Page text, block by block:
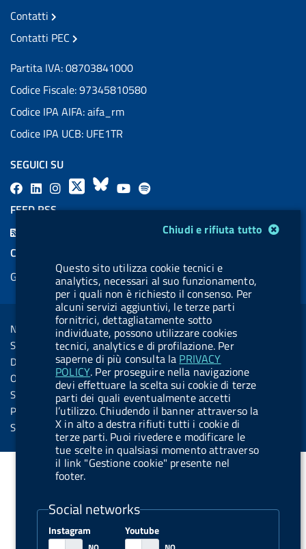
Chiudi e rifiuta tutto
Questo sito utilizza cookie tecnici e
analytics, necessari al suo funzionamento,
per i quali non è richiesto il consenso. Per
alcuni servizi aggiuntivi, le terze parti
fornitrici, dettagliatamente sotto
individuate, possono utilizzare cookies
tecnici, analytics e di profilazione. Per
saperne di più consulta la PRIVACY
POLICY. Per proseguire nella navigazione
devi effettuare la scelta sui cookie di terze
parti dei quali eventualmente accetti
l’utilizzo. Chiudendo il banner attraverso la
X in alto a destra rifiuti tutti i cookie di
terze parti. Puoi rivedere e modificare le
tue scelte in qualsiasi momento attraverso
il link "Gestione cookie" presente nel
footer.
Social networks
Instagram Youtube
Contatti
Contatti PEC
Partita IVA: 08703841000
Codice Fiscale: 97345810580
Codice IPA AIFA: aifa_rm
Codice IPA UCB: UFE1TR
SEGUICI SU
F
a
L
i
.
b
u
t
t
o
n
.
i
n
s
t
g
r
X
B
k
y
Y
b
e
l
.
b
u
t
t
o
n
.
s
p
o
y
FEED RSS
COOKIES
Gestione cookie
Sezione Link Utili
Note legali
Social Media Policy
Dichiarazione di accessibilità
Obiettivi di accessibilità
Statistiche sito
Privacy
Servizi Online